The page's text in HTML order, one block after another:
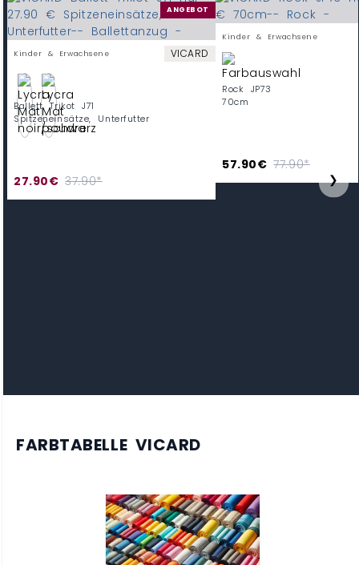
ANGEBOT
Kinder & Erwachsene VICARD
Ballett Trikot J71
Spitzeneinsätze, Unterfutter
27.90€ 37.90*
Kinder & Erwachsene
Rock JP73
70cm
57.90€ 77.90*
❯
FARBTABELLE VICARD